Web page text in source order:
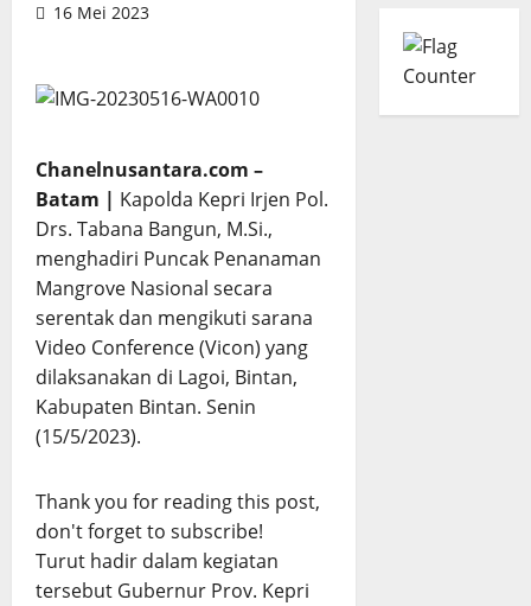
16 Mei 2023
Chanelnusantara.com –
Batam | Kapolda Kepri Irjen Pol.
Drs. Tabana Bangun, M.Si.,
menghadiri Puncak Penanaman
Mangrove Nasional secara
serentak dan mengikuti sarana
Video Conference (Vicon) yang
dilaksanakan di Lagoi, Bintan,
Kabupaten Bintan. Senin
(15/5/2023).
Thank you for reading this post,
don't forget to subscribe!
Turut hadir dalam kegiatan
tersebut Gubernur Prov. Kepri